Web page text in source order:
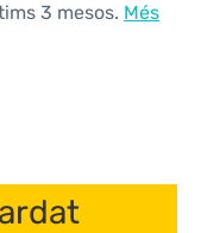
3 mesos. Més